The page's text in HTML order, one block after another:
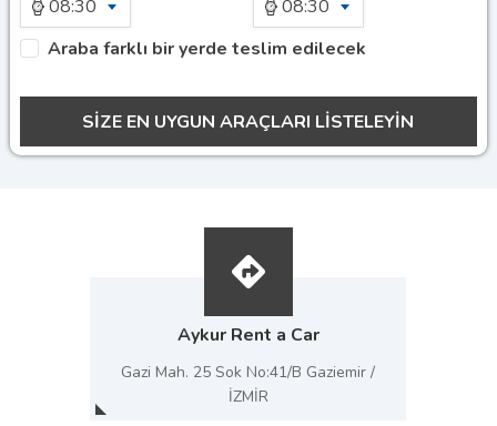
08:30
08:30
Araba farklı bir yerde teslim edilecek
Aykur Rent a Car
Gazi Mah. 25 Sok No:41/B Gaziemir /
İZMİR